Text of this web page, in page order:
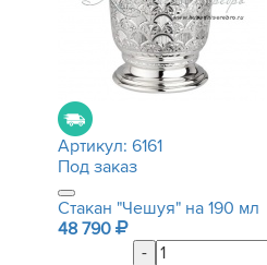
Артикул: 6161
Под заказ
Стакан "Чешуя" на 190 мл
48 790
-